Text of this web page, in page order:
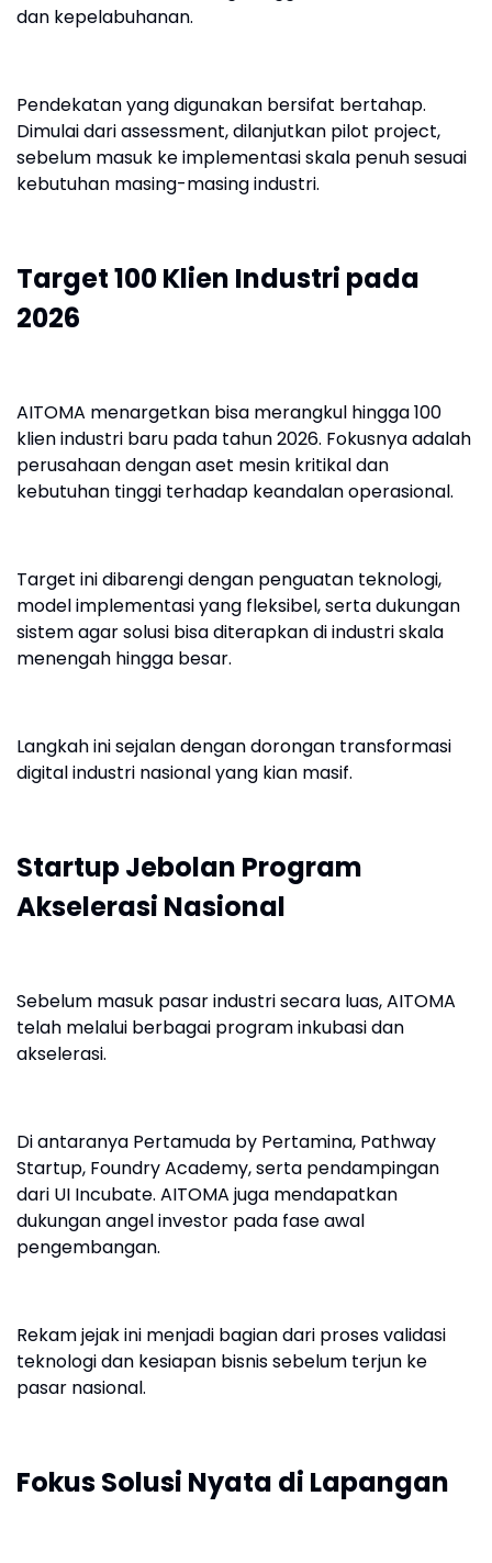
dan kepelabuhanan.
Pendekatan yang digunakan bersifat bertahap.
Dimulai dari assessment, dilanjutkan pilot project,
sebelum masuk ke implementasi skala penuh sesuai
kebutuhan masing-masing industri.
Target 100 Klien Industri pada
2026
AITOMA menargetkan bisa merangkul hingga 100
klien industri baru pada tahun 2026. Fokusnya adalah
perusahaan dengan aset mesin kritikal dan
kebutuhan tinggi terhadap keandalan operasional.
Target ini dibarengi dengan penguatan teknologi,
model implementasi yang fleksibel, serta dukungan
sistem agar solusi bisa diterapkan di industri skala
menengah hingga besar.
Langkah ini sejalan dengan dorongan transformasi
digital industri nasional yang kian masif.
Startup Jebolan Program
Akselerasi Nasional
Sebelum masuk pasar industri secara luas, AITOMA
telah melalui berbagai program inkubasi dan
akselerasi.
Di antaranya Pertamuda by Pertamina, Pathway
Startup, Foundry Academy, serta pendampingan
dari UI Incubate. AITOMA juga mendapatkan
dukungan angel investor pada fase awal
pengembangan.
Rekam jejak ini menjadi bagian dari proses validasi
teknologi dan kesiapan bisnis sebelum terjun ke
pasar nasional.
Fokus Solusi Nyata di Lapangan